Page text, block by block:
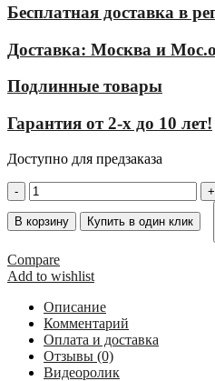
Бесплатная доставка в
Доставка: Москва и
Подлинные товары
Гарантия от 2-х до 10 лет!
Доступно для предзаказа
Количество
товара
Переход
платформой
2х6
,
ширина
600
мм,
угол
наклона
В корзину Купить в один клик
Compare
Add to wishlist
Описание
Комментарий
Оплата и доставка
Отзывы (0)
Видеоролик